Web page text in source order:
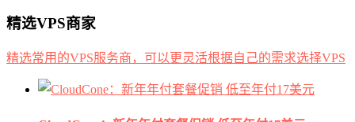
精选VPS商家
精选常用的VPS服务商，可以更灵活根据自己的需求选择VPS